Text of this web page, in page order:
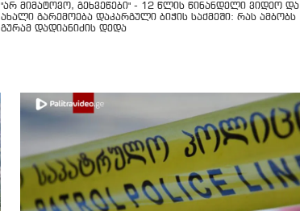
"არ მიმატოვო, გეხვეწები" - 12 წლის წინანდელი ვიდეო და
ახალი გარემოება დაკარგული ბიჭის საქმეში: რას ამბობს
გურამ დადიანიძის დედა